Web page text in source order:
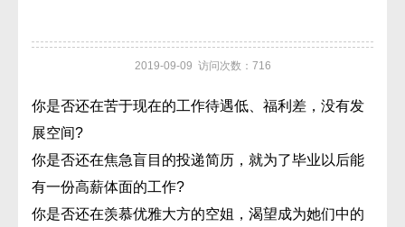
2019-09-09 访问次数：716
你是否还在苦于现在的工作待遇低、福利差，没有发
展空间?
你是否还在焦急盲目的投递简历，就为了毕业以后能
有一份高薪体面的工作?
你是否还在羡慕优雅大方的空姐，渴望成为她们中的